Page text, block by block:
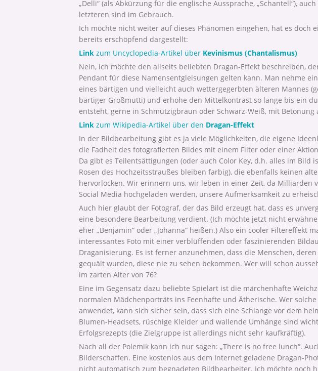
„Delli“ (als Abkürzung für die englische Aussprache, „Schantell“),
letzteren sind im Gebrauch.
Ich möchte nicht weiter auf dieses Phänomen eingehen, hat es doch
bereits erschöpfend dargestellt:
Link zum Uncyclopedia-Artikel über Kevinismus (Chantalismus)
Nein, ich möchte den allseits beliebten Dragan-Effekt beschreiben,
Pendant für diese Namensentgleisungen gelten kann. Man nehme
eines bärtigen und vielleicht auch wettergegerbten älteren Mannes
bärtiger Großmutti) und erhöhe den Mittelkontrast so lange bis ein
entsteht, gerne in Schmutzigbraun oder Schwarz-Weiß, mit Betonung
Link zum Wikipedia-Artikel über den Dragan-Effekt
In der Bildbearbeitung gibt es ja viele Möglichkeiten, die eigene
die Fadheit des fotografierten Bildes mit einem Filter oder einer
Da gibt es Teilentsättigungen (oder auch Color Key, d.h. alles im Bild
Rosen des Hochzeitsstraußes bleiben farbig), die ebenfalls keinen
hervorlocken. Wir erinnern uns, wir leben in einer Zeit, da Milliarden
Social Media hochgeladen werden, unsere Aufmerksamkeit zu
Auch hier glaubt der Fotograf, der das Bild erzeugt hat, dass es
eine besondere Bearbeitung verdient. (Ich möchte jetzt nicht
eher „Benjamin“ oder „Johanna“ heißen.) Also ein cooler Filtereffekt
interessantes Foto mit einer verblüffenden oder faszinierenden
Draganisierung. Es ist ferner anzunehmen, dass die Menschen,
gequält wurden, diese nie zu sehen bekommen. Wer will schon
im zarten Alter von 76?
Eine im Gegensatz dazu beliebte Spielart ist die märchenhafte
normalen Mädchenporträts ins Feenhafte und Ätherische. Wer
anwendet, kann sich sicher sein, dass sich eine Schlange vor dem
Blumen-Headsets, rüschige Kleider und wallende Umhänge sind
Erfolgsrezepts (die Zielgruppe ist allerdings nicht sehr kaufkräftig).
Nach all der Polemik kann ich nur sagen: „There is no free lunch“.
Bilderschaffen. Eine kostenlos aus dem Internet geladene Dragan-
nicht automatisch zum begnadeten Bildbearbeiter. Ich möchte noch